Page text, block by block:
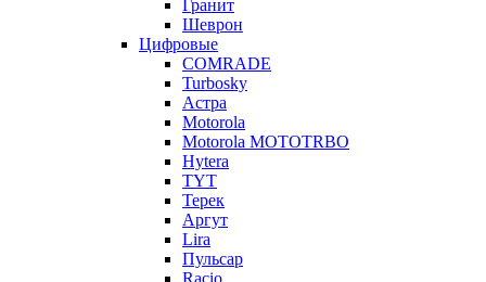
Гранит
Шеврон
Цифровые
COMRADE
Turbosky
Астра
Motorola
Motorola MOTOTRBO
Hytera
TYT
Терек
Аргут
Lira
Пульсар
Racio